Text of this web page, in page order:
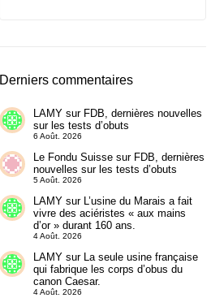
Derniers commentaires
LAMYsur FDB, dernières nouvelles
sur les tests d’obuts
6 Août. 2026
Le Fondu Suissesur FDB, dernières
nouvelles sur les tests d’obuts
5 Août. 2026
LAMYsur L’usine du Marais a fait
vivre des aciéristes « aux mains
d’or » durant 160 ans.
4 Août. 2026
LAMYsur
La seule usine française
qui fabrique les corps d’obus du
canon Caesar.
4 Août. 2026